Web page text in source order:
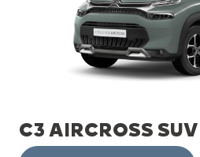
C3 AIRCROSS SUV